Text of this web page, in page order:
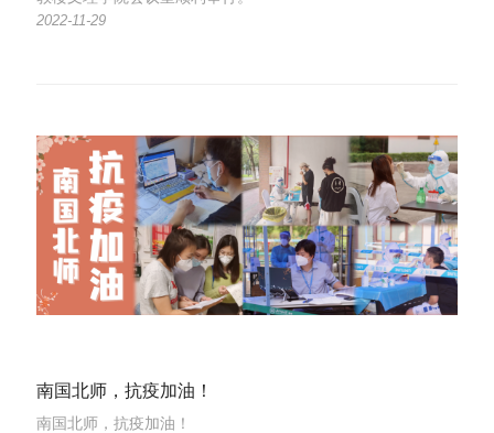
2022-11-29
南国北师，抗疫加油！
南国北师，抗疫加油！